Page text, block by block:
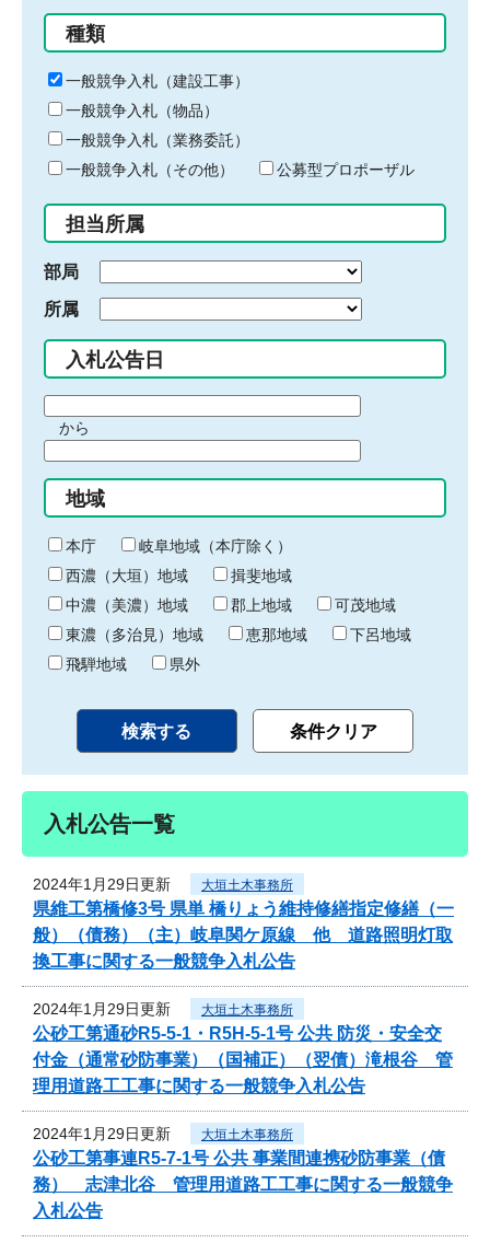
る
キ
ー
ワ
ー
ド
入
力
種類
一般競争入札（建設工事）
一般競争入札（物品）
一般競争入札（業務委託）
一般競争入札（その他）
公募型プロポーザル
担当所属
部局
所属
入札公告日
間
始
り
から
間
終
わ
り
地域
本庁
岐阜地域（本庁除く）
西濃（大垣）地域
揖斐地域
中濃（美濃）地域
郡上地域
可茂地域
東濃（多治見）地域
恵那地域
下呂地域
飛騨地域
県外
入札公告一覧
2024年1月29日更新 大垣土木事務所
県維工第橋修3号 県単 橋りょう維持修繕指定修繕（一
般）（債務）（主）岐阜関ケ原線 他 道路照明灯取
換工事に関する一般競争入札公告
2024年1月29日更新 大垣土木事務所
公砂工第通砂R5-5-1・R5H-5-1号 公共 防災・安全交
付金（通常砂防事業）（国補正）（翌債）滝根谷 管
理用道路工工事に関する一般競争入札公告
2024年1月29日更新 大垣土木事務所
公砂工第事連R5-7-1号 公共 事業間連携砂防事業（債
務） 志津北谷 管理用道路工工事に関する一般競争
入札公告